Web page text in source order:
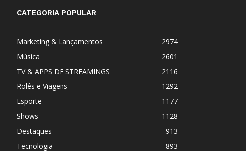
CATEGORIA POPULAR
Marketing & Lançamentos
2974
Música
2601
TV & APPS DE STREAMINGS
2116
Rolês e Viagens
1292
Esporte
1177
Shows
1128
Destaques
913
Tecnologia
893